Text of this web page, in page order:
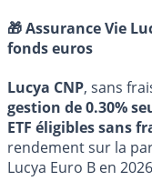
🎁 Assurance Vie
fonds euros
Lucya CNP, sans
gestion de 0.30%
ETF éligibles sans
rendement sur la
Lucya Euro B en